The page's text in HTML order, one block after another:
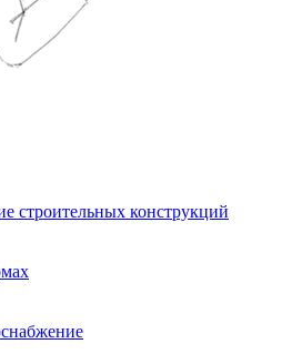
строительных конструкций